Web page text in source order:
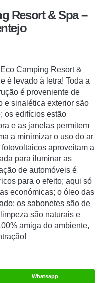
Resort & Spa –
Camping Resort &
é levado à letra! Toda a
é proveniente de
e sinalética exterior são
os edifícios estão
e as janelas permitem
a minimizar o uso do ar
aproveitam a
para iluminar as
de automóveis é
para o efeito; aqui só
económicas; o óleo das
os sabonetes são de
são naturais e
amiga do ambiente,
Whatsapp